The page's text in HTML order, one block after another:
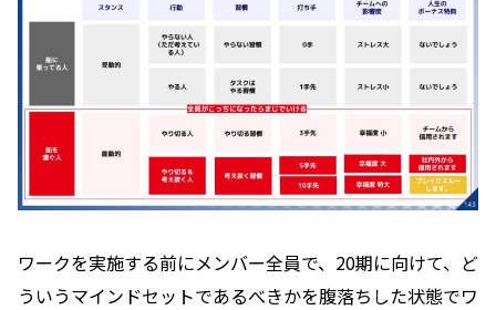
ワークを実施する前にメンバー全員で、20期に向けて、ど
ういうマインドセットであるべきかを腹落ちした状態でワ